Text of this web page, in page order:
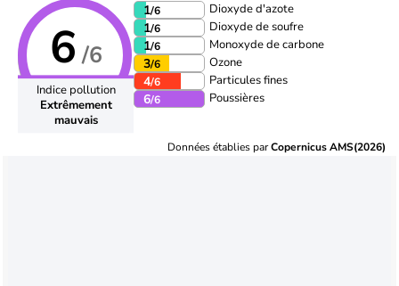
6 /6
Indice pollution
Extrêmement
mauvais
1/6 Dioxyde d'azote
1/6 Dioxyde de soufre
1/6 Monoxyde de carbone
3/6 Ozone
4/6 Particules fines
6/6 Poussières
Données établies parCopernicus AMS(2026)